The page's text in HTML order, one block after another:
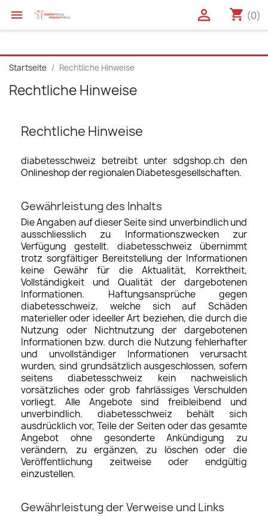
 shopping_cart (0)

Startseite Rechtliche Hinweise
Rechtliche Hinweise
Rechtliche Hinweise
diabetesschweiz betreibt unter sdgshop.ch den
Onlineshop der regionalen Diabetesgesellschaften.
Gewährleistung des Inhalts
Die Angaben auf dieser Seite sind unverbindlich und
ausschliesslich zu Informationszwecken zur
Verfügung gestellt. diabetesschweiz übernimmt
trotz sorgfältiger Bereitstellung der Informationen
keine Gewähr für die Aktualität, Korrektheit,
Vollständigkeit und Qualität der dargebotenen
Informationen. Haftungsansprüche gegen
diabetesschweiz, welche sich auf Schäden
materieller oder ideeller Art beziehen, die durch die
Nutzung oder Nichtnutzung der dargebotenen
Informationen bzw. durch die Nutzung fehlerhafter
und unvollständiger Informationen verursacht
wurden, sind grundsätzlich ausgeschlossen, sofern
seitens diabetesschweiz kein nachweislich
vorsätzliches oder grob fahrlässiges Verschulden
vorliegt. Alle Angebote sind freibleibend und
unverbindlich. diabetesschweiz behält sich
ausdrücklich vor, Teile der Seiten oder das gesamte
Angebot ohne gesonderte Ankündigung zu
verändern, zu ergänzen, zu löschen oder die
Veröffentlichung zeitweise oder endgültig
einzustellen.
Gewährleistung der Verweise und Links